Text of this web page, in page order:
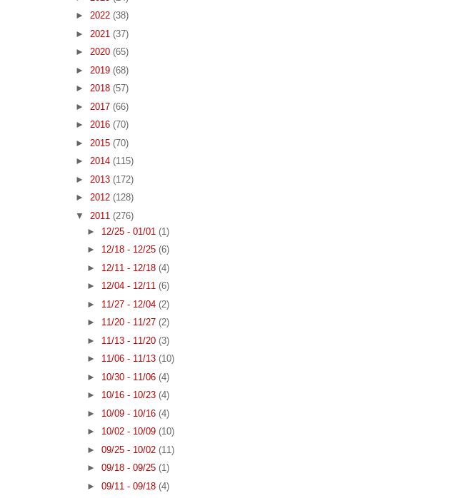
► 2022 (38)
► 2021 (37)
► 2020 (65)
► 2019 (68)
► 2018 (57)
► 2017 (66)
► 2016 (70)
► 2015 (70)
► 2014 (115)
► 2013 (172)
► 2012 (128)
▼ 2011 (276)
► 12/25 - 01/01 (1)
► 12/18 - 12/25 (6)
► 12/11 - 12/18 (4)
► 12/04 - 12/11 (6)
► 11/27 - 12/04 (2)
► 11/20 - 11/27 (2)
► 11/13 - 11/20 (3)
► 11/06 - 11/13 (10)
► 10/30 - 11/06 (4)
► 10/16 - 10/23 (4)
► 10/09 - 10/16 (4)
► 10/02 - 10/09 (10)
► 09/25 - 10/02 (11)
► 09/18 - 09/25 (1)
► 09/11 - 09/18 (4)